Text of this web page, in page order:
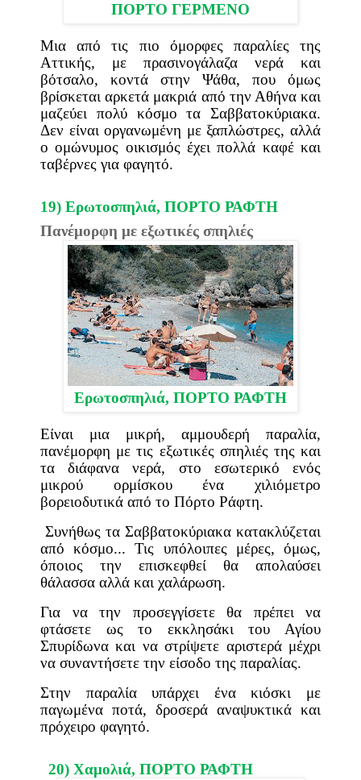
ΠΟΡΤΟ ΓΕΡΜΕΝΟ
Μια από τις πιο όμορφες παραλίες της
Αττικής, με πρασινογάλαζα νερά και
βότσαλο, κοντά στην Ψάθα, που όμως
βρίσκεται αρκετά μακριά από την Αθήνα και
μαζεύει πολύ κόσμο τα Σαββατοκύριακα.
Δεν είναι οργανωμένη με ξαπλώστρες, αλλά
ο ομώνυμος οικισμός έχει πολλά καφέ και
ταβέρνες για φαγητό.
19) Ερωτοσπηλιά, ΠΟΡΤΟ ΡΑΦΤΗ
Πανέμορφη με εξωτικές σπηλιές
Ερωτοσπηλιά, ΠΟΡΤΟ ΡΑΦΤΗ
Είναι μια μικρή, αμμουδερή παραλία,
πανέμορφη με τις εξωτικές σπηλιές της και
τα διάφανα νερά, στο εσωτερικό ενός
μικρού ορμίσκου ένα χιλιόμετρο
βορειοδυτικά από το Πόρτο Ράφτη.
Συνήθως τα Σαββατοκύριακα κατακλύζεται
από κόσμο... Τις υπόλοιπες μέρες, όμως,
όποιος την επισκεφθεί θα απολαύσει
θάλασσα αλλά και χαλάρωση.
Για να την προσεγγίσετε θα πρέπει να
φτάσετε ως το εκκλησάκι του Αγίου
Σπυρίδωνα και να στρίψετε αριστερά μέχρι
να συναντήσετε την είσοδο της παραλίας.
Στην παραλία υπάρχει ένα κιόσκι με
παγωμένα ποτά, δροσερά αναψυκτικά και
πρόχειρο φαγητό.
20) Χαμολιά, ΠΟΡΤΟ ΡΑΦΤΗ